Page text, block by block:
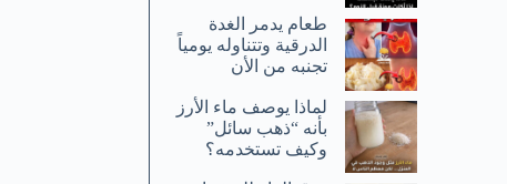
طعام يدمر الغدة
الدرقية وتتناوله يومياً
تجنبه من الأن
لماذا يوصف ماء الأرز
بأنه “ذهب سائل”
وكيف تستخدمه؟